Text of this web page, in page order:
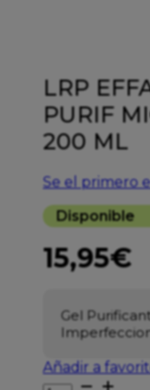
LRP
PURIF
200 ML
Se el primero
Disponible
15,95€
Gel
Añadir a